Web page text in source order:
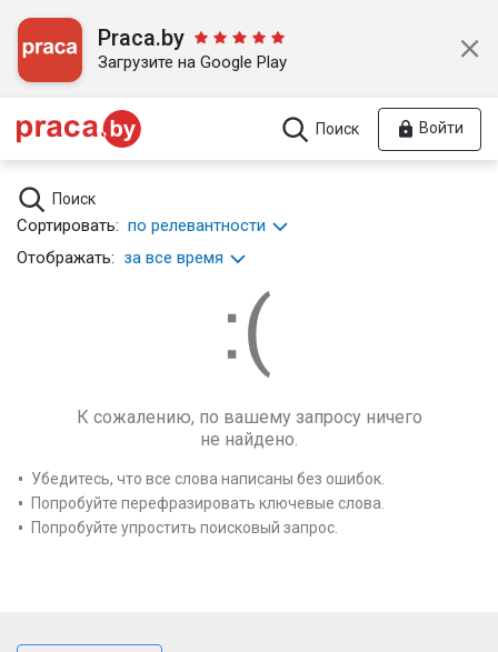
Praca.by
Загрузите на Google Play
Поиск Войти
Поиск
Сортировать: по релевантности
Отображать: за все время
К сожалению, по вашему запросу ничего
не найдено.
Убедитесь, что все слова написаны без ошибок.
Попробуйте перефразировать ключевые слова.
Попробуйте упростить поисковый запрос.